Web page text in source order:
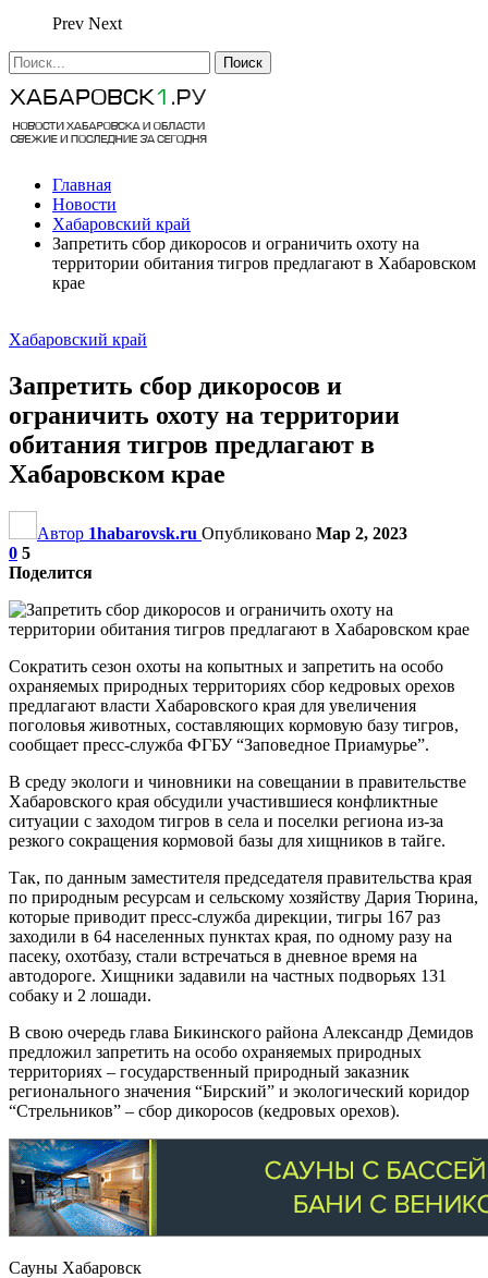
Prev Next
Главная
Новости
Хабаровский край
Запретить сбор дикоросов и ограничить охоту на
территории обитания тигров предлагают в Хабаровском
крае
Хабаровский край
Запретить сбор дикоросов и
ограничить охоту на территории
обитания тигров предлагают в
Хабаровском крае
Автор 1habarovsk.ru Опубликовано Мар 2, 2023
0 5
Поделится
Сократить сезон охоты на копытных и запретить на особо
охраняемых природных территориях сбор кедровых орехов
предлагают власти Хабаровского края для увеличения
поголовья животных, составляющих кормовую базу тигров,
сообщает пресс-служба ФГБУ “Заповедное Приамурье”.
В среду экологи и чиновники на совещании в правительстве
Хабаровского края обсудили участившиеся конфликтные
ситуации с заходом тигров в села и поселки региона из-за
резкого сокращения кормовой базы для хищников в тайге.
Так, по данным заместителя председателя правительства края
по природным ресурсам и сельскому хозяйству Дария Тюрина,
которые приводит пресс-служба дирекции, тигры 167 раз
заходили в 64 населенных пунктах края, по одному разу на
пасеку, охотбазу, стали встречаться в дневное время на
автодороге. Хищники задавили на частных подворьях 131
собаку и 2 лошади.
В свою очередь глава Бикинского района Александр Демидов
предложил запретить на особо охраняемых природных
территориях – государственный природный заказник
регионального значения “Бирский” и экологический коридор
“Стрельников” – сбор дикоросов (кедровых орехов).
Сауны Хабаровск